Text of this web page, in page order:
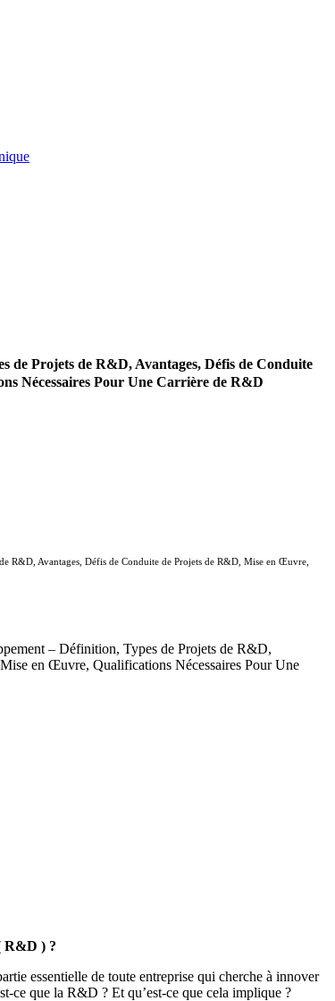
de Projets de R&D, Avantages, Défis de Conduite
Nécessaires Pour Une Carrière de R&D
R&D, Avantages, Défis de Conduite de Projets de R&D, Mise en Œuvre,
– Définition, Types de Projets de R&D,
en Œuvre, Qualifications Nécessaires Pour Une
R&D ) ?
essentielle de toute entreprise qui cherche à innover
ce que la R&D ? Et qu’est-ce que cela implique ?